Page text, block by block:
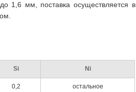
1,6 мм, поставка осуществляется в
Si Ni
0,2 остальное